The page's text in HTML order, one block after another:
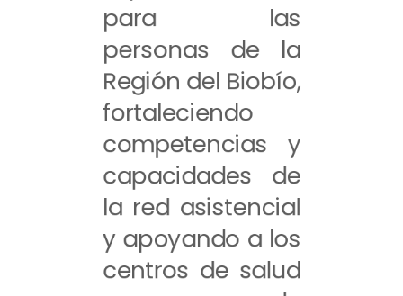
para las
personas de la
Región del Biobío,
fortaleciendo
competencias y
capacidades de
la red asistencial
y apoyando a los
centros de salud